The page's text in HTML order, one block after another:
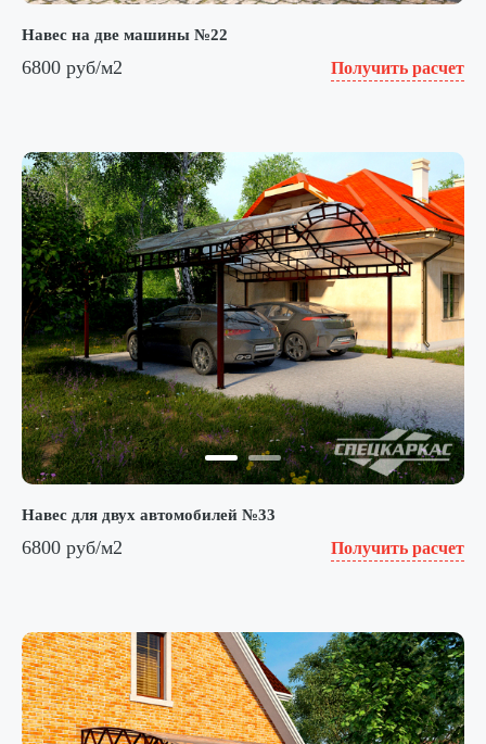
Навес на две машины №22
6800 руб/м2 Получить расчет
Навес для двух автомобилей №33
6800 руб/м2 Получить расчет